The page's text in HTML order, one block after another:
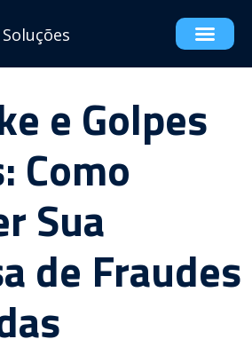
e Golpes
Como
Sua
de Fraudes